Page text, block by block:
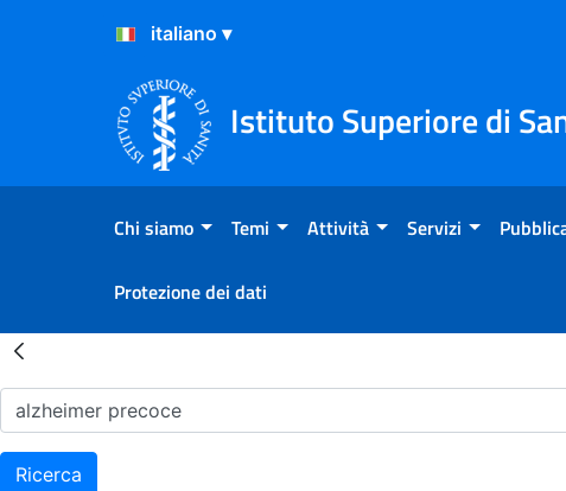
Salta al Contenuto
Salta al Footer
Istituto Superiore di
Chi siamo Temi Attività Servizi
Protezione dei dati
Risultati della Ricerca - Home
Ricerca